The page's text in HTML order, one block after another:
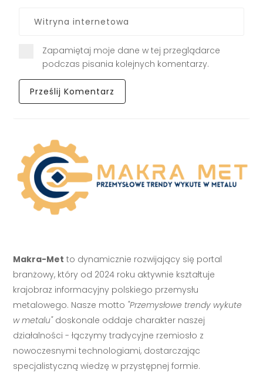
Zapamiętaj moje dane w tej przeglądarce
podczas pisania kolejnych komentarzy.
Makra-Met to dynamicznie rozwijający się portal
branżowy, który od 2024 roku aktywnie kształtuje
krajobraz informacyjny polskiego przemysłu
metalowego. Nasze motto "Przemysłowe trendy wykute
w metalu"doskonale oddaje charakter naszej
działalności - łączymy tradycyjne rzemiosło z
nowoczesnymi technologiami, dostarczając
specjalistyczną wiedzę w przystępnej formie.